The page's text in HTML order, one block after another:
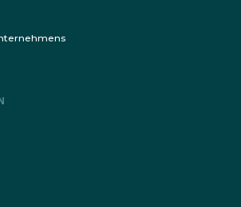
Ihrer Daten über dieses Formular, stimme
von personenbezogenen Daten Politik